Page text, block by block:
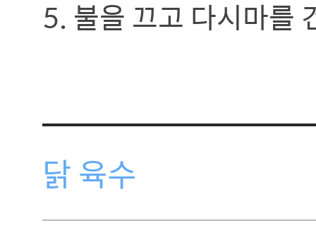
5. 불을 끄고 다시마를
닭 육수